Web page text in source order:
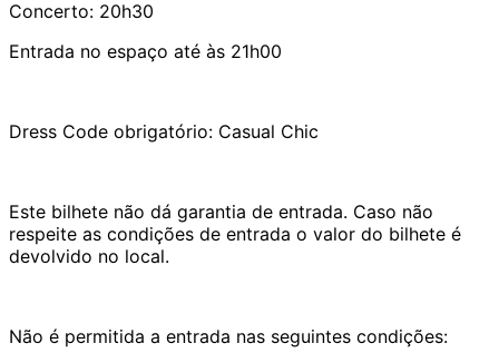
Concerto: 20h30
Entrada no espaço até às 21h00
Dress Code obrigatório: Casual Chic
Este bilhete não dá garantia de entrada. Caso não
respeite as condições de entrada o valor do bilhete é
devolvido no local.
Não é permitida a entrada nas seguintes condições: